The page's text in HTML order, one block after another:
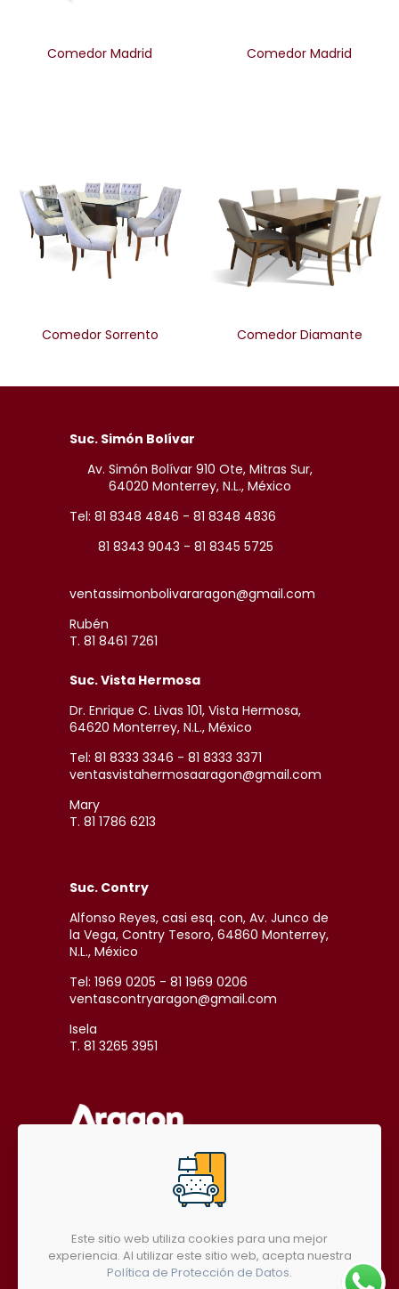
Comedor Madrid Comedor Madrid
Comedor Sorrento Comedor Diamante
Suc. Simón Bolívar
Av. Simón Bolívar 910 Ote, Mitras Sur,
64020 Monterrey, N.L., México
Tel: 81 8348 4846 - 81 8348 4836
81 8343 9043 - 81 8345 5725
ventassimonbolivararagon@gmail.com
Rubén
T. 81 8461 7261
Suc. Vista Hermosa
Dr. Enrique C. Livas 101, Vista Hermosa,
64620 Monterrey, N.L., México
Tel: 81 8333 3346 - 81 8333 3371
ventasvistahermosaaragon@gmail.com
Mary
T. 81 1786 6213
Suc. Contry
Alfonso Reyes, casi esq. con, Av. Junco de
la Vega, Contry Tesoro, 64860 Monterrey,
N.L., México
Tel: 1969 0205 - 81 1969 0206
ventascontryaragon@gmail.com
Isela
T. 81 3265 3951
SÍGUENOS EN REDES SOCIALES
Este sitio web utiliza cookies para una mejor
experiencia. Al utilizar este sitio web, acepta nuestra
Política de Protección de Datos.